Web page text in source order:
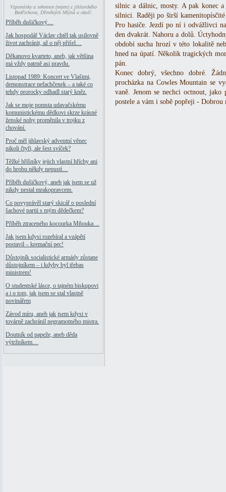
Vzpomínky a sekvence (nejen) z jihlavského
Bedřichova, Dřevěných Mlýnů a okolí:
Příběh dušičkový…
Jak hospodář Václav chtěl tak usilovně
život zachránit, až o něj přišel…
Děkanovo kvarteto, aneb, jak většina
má vždy patrně asi pravdu.
Listopad 1989: Koncert ve Vlašimi,
demonstrace nefachčenek – a také co
tehdy prorocky odhadl starý kněz.
Jak se moje pomsta udavačskému
komunistickému dědkovi skrze krásné
ženské nohy proměnila v trojku z
chování.
Proč měl jihlavský adventní věnec
nikoli čtyři, ale šest svíček?
Těžké hříšníky jejich vlastní hříchy ani
do hrobu někdy nepustí…
Příběh dušičkový, aneb jak jsem se už
nikdy nestal mrakopravcem.
Co povyprávěl starý skicář o poslední
šachové partii s mým dědečkem?
Příběh ztraceného kocourka Mňouka…
Jak jsem kdysi rozebíral a vzápětí
postavil – kremační pec!
Důstojník socialistické armády zůstane
důstojníkem – i kdyby byl třebas
ministrem!
O studentské lásce, o tajném biskupovi
a i o tom, jak jsem se stal vlastně
novinářem
Závod míru, aneb jak jsem kdysi v
továrně zachránil negramotného mistra.
Doutník od papeže, aneb děda
výtržníkem…
silnic a dálnic, mosty. A pak konec a
silnici. Raději po širší
Pro hasiče. Jezdí po ní i odvážlivci
den dvakrát. Nahoru a dolů.
období sucha hrozí v této lokalitě
hned na úpatí. Několik tragických
pán.
Konec dobrý, všechno dobré.
procházka na Cowles Mountain se
vaně. Jenom se nechci octnout,
postele a vám i sobě popřeji - Dobrou